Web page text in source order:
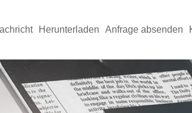
Herunterladen Anfrage absenden